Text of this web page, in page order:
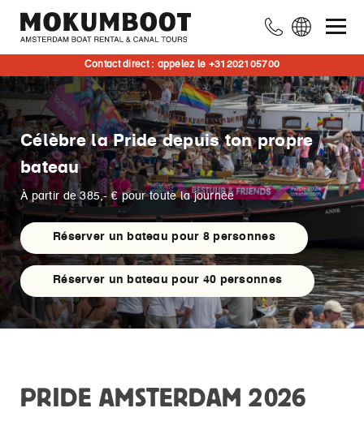
Contact direct : appelez le +31202105700
Célèbre la Pride depuis ton propre
bateau
À partir de 385,- € pour toute la journée
Réserver un bateau pour 8 personnes
Réserver un bateau pour 40 personnes
PRIDE AMSTERDAM 2026